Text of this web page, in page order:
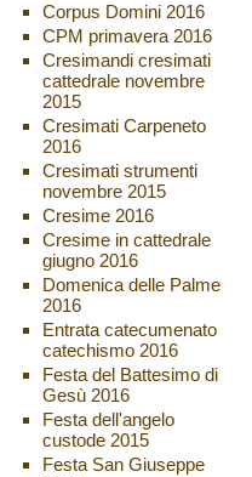
Corpus Domini 2016
CPM primavera 2016
Cresimandi cresimati
cattedrale novembre
2015
Cresimati Carpeneto
2016
Cresimati strumenti
novembre 2015
Cresime 2016
Cresime in cattedrale
giugno 2016
Domenica delle Palme
2016
Entrata catecumenato
catechismo 2016
Festa del Battesimo di
Gesù 2016
Festa dell'angelo
custode 2015
Festa San Giuseppe